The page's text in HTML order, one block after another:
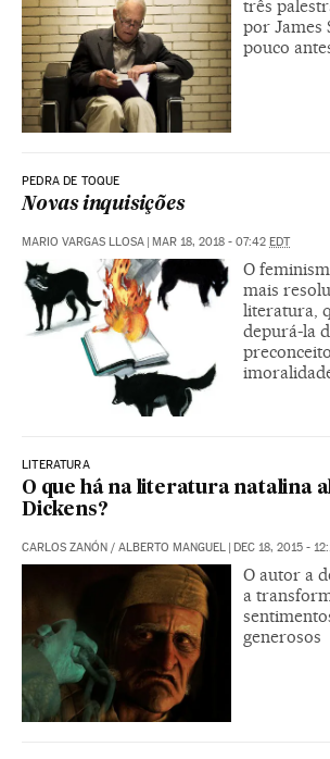
três
por James
pouco
PEDRA DE TOQUE
Novas inquisições
MARIO VARGAS LLOSA | MAR 18, 2018 - 07:42 EDT
O
mais
literatura,
depurá-la
LITERATURA
O que há na literatura natalina
Dickens?
CARLOS ZANÓN / ALBERTO MANGUEL | DEC 18, 2015 -
O autor a
a
generosos